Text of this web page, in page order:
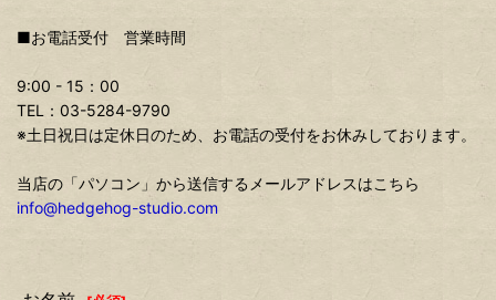
■お電話受付 営業時間
9:00 - 15：00
TEL：03-5284-9790
※土日祝日は定休日のため、お電話の受付をお休みしております。
当店の「パソコン」から送信するメールアドレスはこちら
info@hedgehog-studio.com